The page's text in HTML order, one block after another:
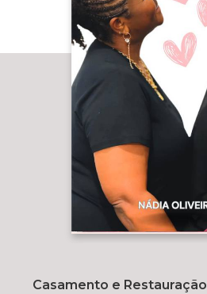
Casamento e Restauração